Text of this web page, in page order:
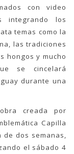
con video
integrando los
temas como la
las tradiciones
hongos y mucho
se cincelará
durante una
creada por
Capilla
de dos semanas,
el sábado 4